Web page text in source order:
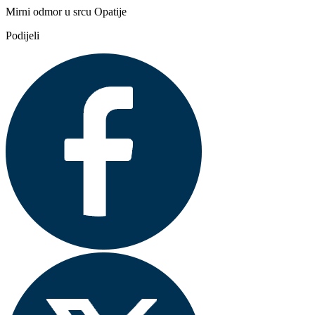
Mirni odmor u srcu Opatije
Podijeli